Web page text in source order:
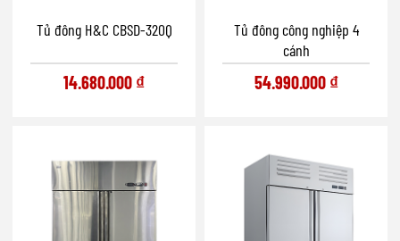
Tủ đông H&C CBSD-320Q
14.680.000 ₫
Tủ đông công nghiệp 4
cánh
54.990.000 ₫